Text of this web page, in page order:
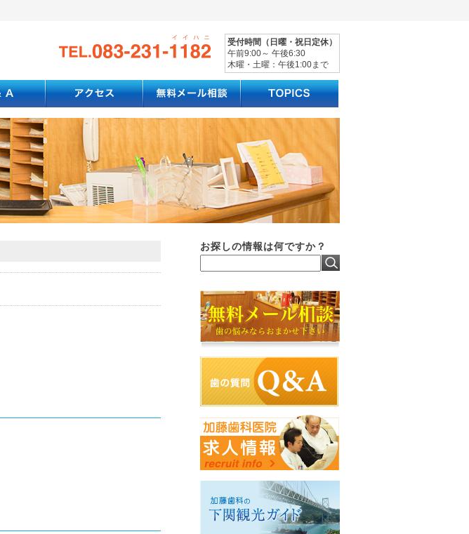
受付時間（日曜・祝日定休）
午前9:00～ 午後6:30
木曜・土曜：午後1:00まで
お探しの情報は何ですか？